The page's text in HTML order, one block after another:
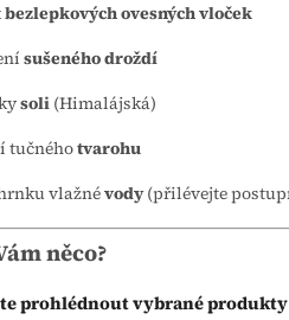
bezlepkových ovesných vloček
sušeného droždí
soli (Himalájská)
tučnéhotvarohu
vlažnévody(přilévejte
něco?
prohlédnout vybrané produkty